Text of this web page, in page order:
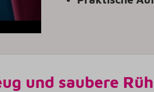
und saubere